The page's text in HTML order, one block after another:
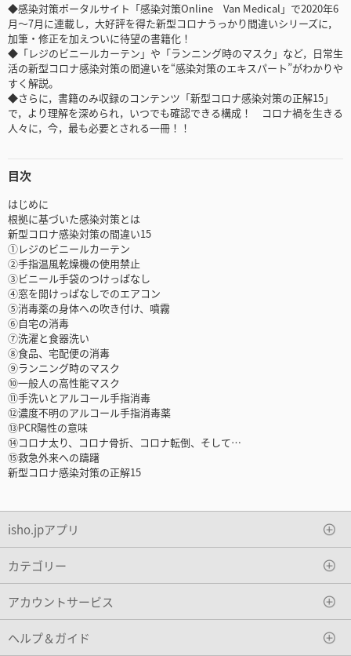
◆感染対策ポータルサイト「感染対策Online Van Medical」で2020年6
月～7月に連載し，大好評を得た新型コロナうっかり間違いシリーズに，
加筆・修正を加えついに待望の書籍化！
◆「レジのビニールカーテン」や「ランニング時のマスク」など，日常生
活の新型コロナ感染対策の間違いを“感染対策のエキスパート”がわかりや
すく解説。
◆さらに，書籍のみ収録のコンテンツ「新型コロナ感染対策の正解15」
で，より理解を深められ，いつでも確認できる構成！ コロナ禍を生きる
人々に，今，最も必要とされる一冊！！
目次
はじめに
根拠に基づいた感染対策とは
新型コロナ感染対策の間違い15
①レジのビニールカーテン
②手指温風乾燥機の使用禁止
③ビニール手袋のつけっぱなし
④窓を開けっぱなしでのエアコン
⑤消毒薬の身体への吹き付け、噴霧
⑥自宅の消毒
⑦洗濯と食器洗い
⑧食品、宅配便の消毒
⑨ランニング時のマスク
⑩一般人の高性能マスク
⑪手洗いとアルコール手指消毒
⑫濃度不明のアルコール手指消毒薬
⑬PCR陽性の意味
⑭コロナ太り、コロナ骨折、コロナ転倒、そして…
⑮救急外来への躊躇
新型コロナ感染対策の正解15
isho.jpアプリ
カテゴリー
アカウントサービス
ヘルプ＆ガイド